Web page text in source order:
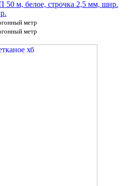
м, белое, строчка 2,5 мм, шир.
метр
метр